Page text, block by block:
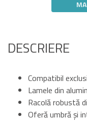
DESCRIERE
Compatibil
Lamele din
Racolă robustă
Oferă umbră și